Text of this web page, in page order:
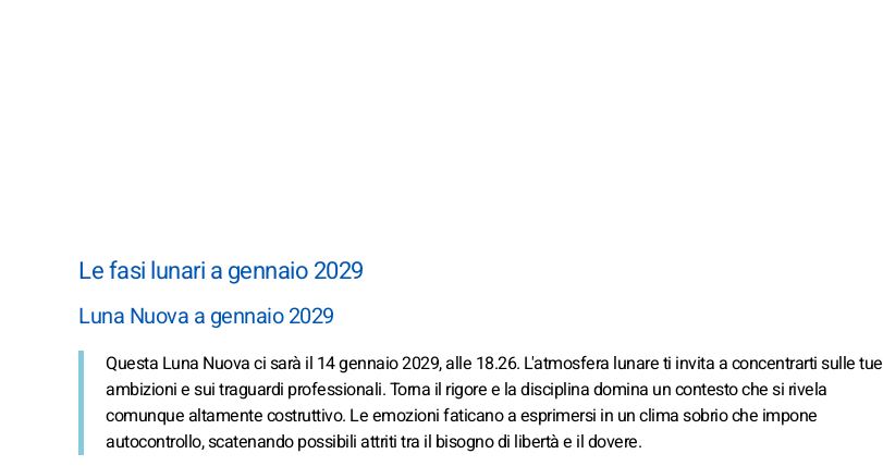
Le fasi lunari a gennaio 2029
Luna Nuova a gennaio 2029
Questa Luna Nuova ci sarà il 14 gennaio 2029, alle 18.26. L'atmosfera lunare ti invita a concentrarti sulle tue
ambizioni e sui traguardi professionali. Torna il rigore e la disciplina domina un contesto che si rivela
comunque altamente costruttivo. Le emozioni faticano a esprimersi in un clima sobrio che impone
autocontrollo, scatenando possibili attriti tra il bisogno di libertà e il dovere.